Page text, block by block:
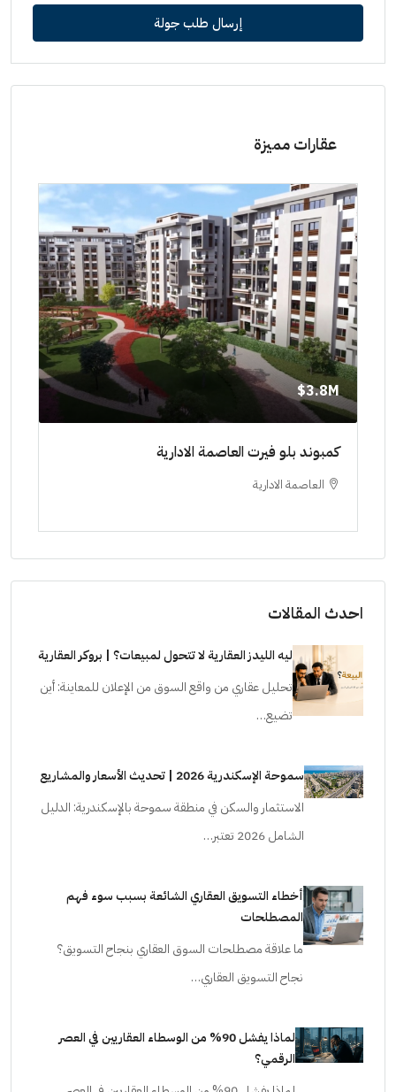
إرسال طلب جولة
عقارات مميزة
3.8M$
كمبوند بلو فيرت العاصمة الادارية
العاصمة الادارية
احدث المقالات
ليه الليدز العقارية لا تتحول لمبيعات؟ | بروكر العقارية
تحليل عقاري من واقع السوق من الإعلان للمعاينة: أين
تضيع…
سموحة الإسكندرية 2026 | تحديث الأسعار والمشاريع
الاستثمار والسكن في منطقة سموحة بالإسكندرية: الدليل
الشامل 2026 تعتبر…
أخطاء التسويق العقاري الشائعة بسبب سوء فهم
المصطلحات
ما علاقة مصطلحات السوق العقاري بنجاح التسويق؟
نجاح التسويق العقاري…
لماذا يفشل 90% من الوسطاء العقاريين في العصر
الرقمي؟